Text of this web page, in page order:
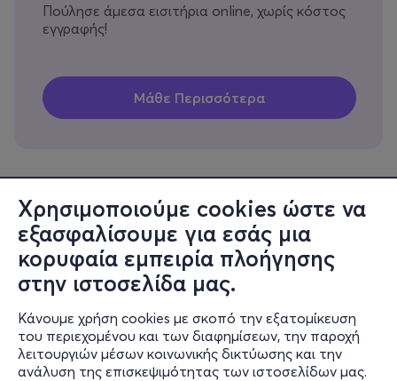
Χρησιμοποιούμε cookies ώστε να
εξασφαλίσουμε για εσάς μια
κορυφαία εμπειρία πλοήγησης
στην ιστοσελίδα μας.
Κάνουμε χρήση cookies με σκοπό την εξατομίκευση
του περιεχομένου και των διαφημίσεων, την παροχή
λειτουργιών μέσων κοινωνικής δικτύωσης και την
ανάλυση της επισκεψιμότητας των ιστοσελίδων μας.
Πούλησε άμεσα εισιτήρια online, χωρίς κόστος
εγγραφής!
Πληροφορίες
Υποστήριξη
Stay Connected